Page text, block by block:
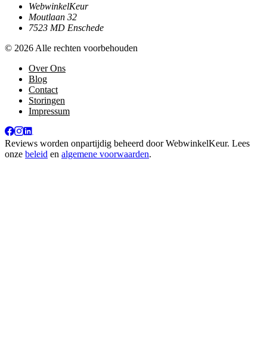
WebwinkelKeur
Moutlaan 32
7523 MD Enschede
© 2026 Alle rechten voorbehouden
Over Ons
Blog
Contact
Storingen
Impressum
Reviews worden onpartijdig beheerd doorWebwinkelKeur. Lees
onze beleid en algemene voorwaarden.